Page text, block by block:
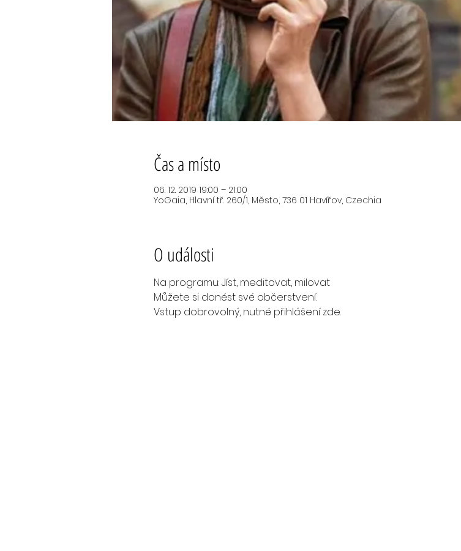
Čas a místo
06. 12. 2019 19:00 – 21:00
YoGaia, Hlavní tř. 260/1, Město, 736 01 Havířov, Czechia
O události
Na programu: Jíst, meditovat, milovat
Můžete si donést své občerstvení.
Vstup dobrovolný, nutné přihlášení zde.